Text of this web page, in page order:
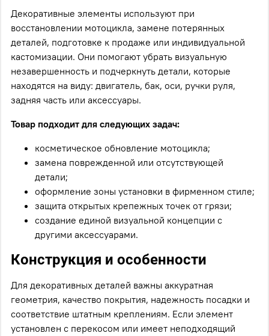
Декоративные элементы используют при
восстановлении мотоцикла, замене потерянных
деталей, подготовке к продаже или индивидуальной
кастомизации. Они помогают убрать визуальную
незавершенность и подчеркнуть детали, которые
находятся на виду: двигатель, бак, оси, ручки руля,
задняя часть или аксессуары.
Товар подходит для следующих задач:
косметическое обновление мотоцикла;
замена поврежденной или отсутствующей
детали;
оформление зоны установки в фирменном стиле;
защита открытых крепежных точек от грязи;
создание единой визуальной концепции с
другими аксессуарами.
Конструкция и особенности
Для декоративных деталей важны аккуратная
геометрия, качество покрытия, надежность посадки и
соответствие штатным креплениям. Если элемент
установлен с перекосом или имеет неподходящий